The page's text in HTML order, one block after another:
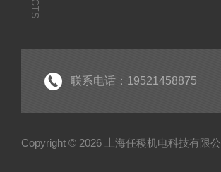
联系电话：19521458875
Copyright © 2026 上海任稷机电科技有限